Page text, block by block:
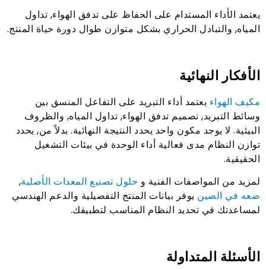
يعتمد الأداء المستدام على الحفاظ على تدفق الهواء, تداول
المياه, والتبادل الحراري بشكل متوازن طوال دورة حياة المنتج.
الأفكار النهائية
مكيف الهواء يعتمد أداء التبريد على التفاعل المنسق بين
وسائط التبريد, تصميم تدفق الهواء, تداول المياه, والظروف
البيئية. لا يوجد مكون واحد يحدد النتيجة النهائية. بدلاً من, يحدد
توازن النظام مدى فعالية أداء الوحدة في بيئات التشغيل
الحقيقية.
لمزيد من المواصفات الفنية و حلول تصنيع المعدات الأصلية,
ضعه في الصين يوفر بيانات المنتج التفصيلية والدعم الهندسي
لمساعدتك في تحديد النظام المناسب لتطبيقك.
الأسئلة المتداولة